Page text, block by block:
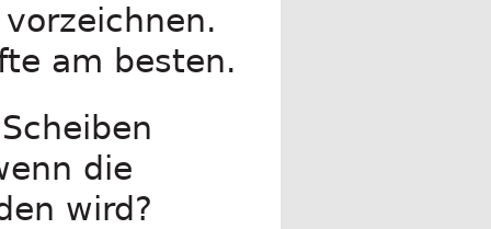
am besten.
die
wird?